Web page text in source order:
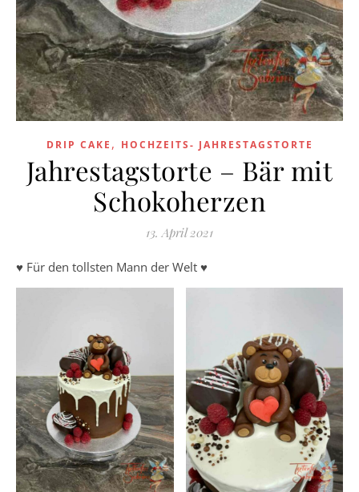
DRIP CAKE , HOCHZEITS- JAHRESTAGSTORTE
Jahrestagstorte – Bär mit
Schokoherzen
13. April 2021
♥️ Für den tollsten Mann der Welt ♥️